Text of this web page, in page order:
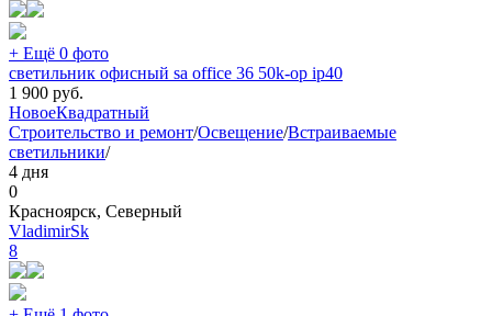
+ Ещё 0 фото
светильник офисный sa office 36 50k-op ip40
1 900 руб.
НовоеКвадратный
Строительство и ремонт/Освещение/Встраиваемые
светильники/
4 дня
0
Красноярск, Северный
VladimirSk
8